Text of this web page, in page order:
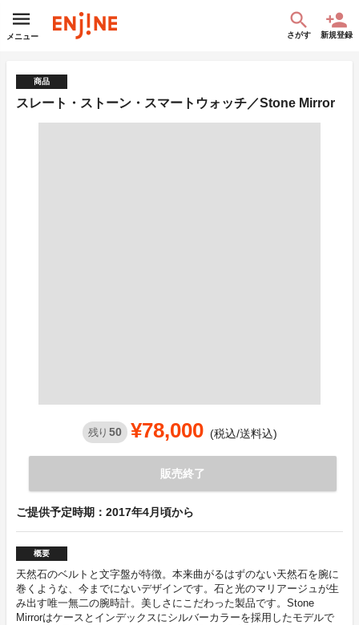
メニュー さがす 新規登録
商品
スレート・ストーン・スマートウォッチ／Stone Mirror
残り 50 ¥78,000 (税込/送料込)
販売終了
ご提供予定時期：2017年4月頃から
概要
天然石のベルトと文字盤が特徴。本来曲がるはずのない天然石を腕に
巻くような、今までにないデザインです。石と光のマリアージュが生
み出す唯一無二の腕時計。美しさにこだわった製品です。Stone
Mirrorはケースとインデックスにシルバーカラーを採用したモデルで